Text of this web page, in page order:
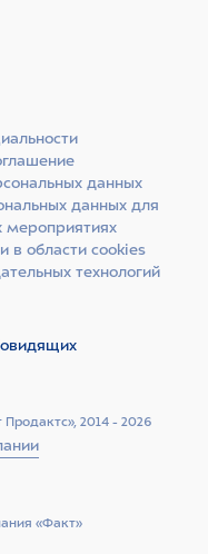
веществ.
незаменимых
Источники
компоненты имеют
— питомец
переедает.
пульпа, волокна
пульпа
гороховая
источниками
компонентов и
в качестве
2014 - 2026
данных
данных для
мероприятиях
в области cookies
технологий
«Факт»